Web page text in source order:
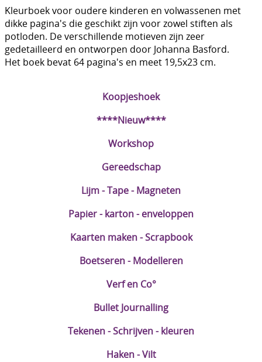
DIY Kits
Merken
Voor de kids
Koopjeshoek
****Nieuw****
Workshop
Gereedschap
Lijm - Tape - Magneten
Papier - karton - enveloppen
Kaarten maken - Scrapbook
Boetseren - Modelleren
Verf en Co°
Bullet Journalling
Tekenen - Schrijven - kleuren
Haken - Vilt
Kleurboek voor oudere kinderen en volwassenen met
dikke pagina's die geschikt zijn voor zowel stiften als
potloden. De verschillende motieven zijn zeer
gedetailleerd en ontworpen door Johanna Basford.
Het boek bevat 64 pagina's en meet 19,5x23 cm.